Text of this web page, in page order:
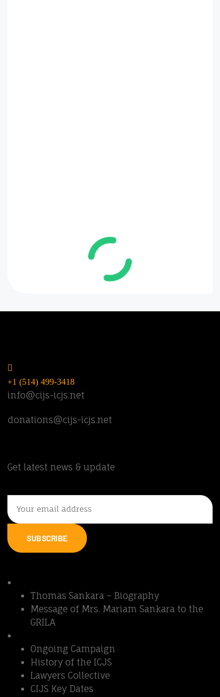
+1 (514) 499-3418
info@cijs-icjs.net
donations@cijs-icjs.net
Get latest news & update
SUBSCRIBE
Thomas Sankara – Biography
Message of Mrs. Mariam Sankara to the
GRILA
Ongoing Campaign
History of the ICJS
Lawyers Collective
CIJS Key Dates